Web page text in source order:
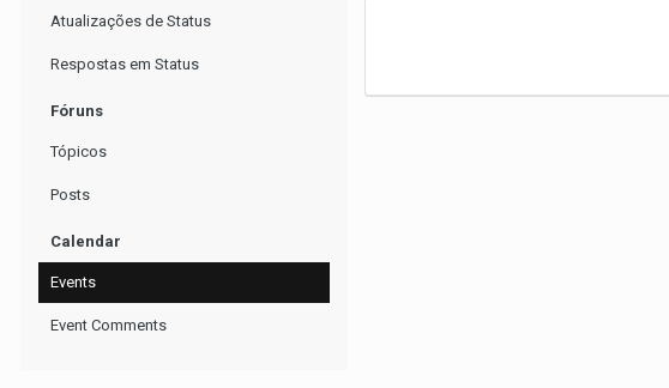
Atualizações de Status
Respostas em Status
Fóruns
Tópicos
Posts
Calendar
Events
Event Comments